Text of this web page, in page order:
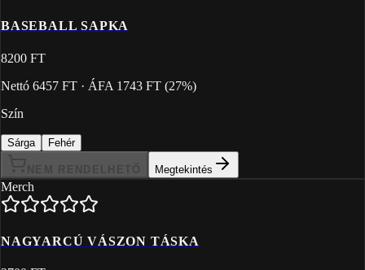
BASEBALL SAPKA
8200 FT
Nettó 6457 FT · ÁFA 1743 FT (27%)
Szín
Sárga Fehér
Megtekintés
Merch
NAGYARCÚ VÁSZON TÁSKA